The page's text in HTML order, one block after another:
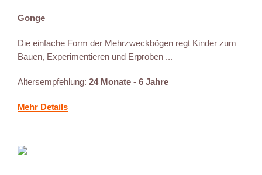
Gonge
Die einfache Form der Mehrzweckbögen regt Kinder zum
Bauen, Experimentieren und Erproben ...
Altersempfehlung: 24 Monate - 6 Jahre
Mehr Details